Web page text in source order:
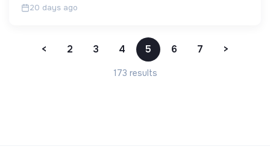
20 days ago
< 2 3 4 5 6 7 >
173 results